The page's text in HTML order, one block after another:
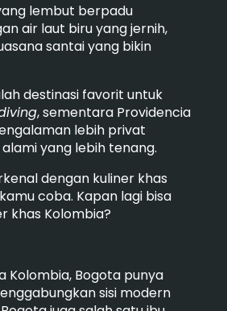
lembut berpadu
air laut biru yang jernih,
santai yang bikin
destinasi favorit untuk
, sementara Providencia
lebih privat
yang lebih tenang.
dengan kuliner khas
coba. Kapan lagi bisa
khas Kolombia?
Kolombia, Bogota punya
sisi modern